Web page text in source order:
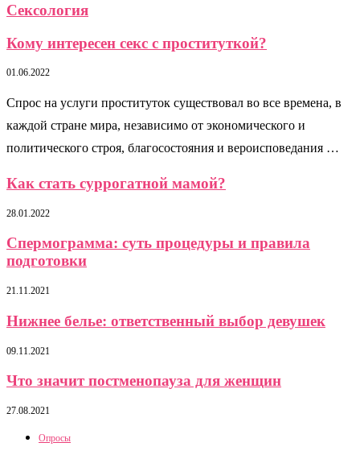
Сексология
Кому интересен секс с проституткой?
01.06.2022
Спрос на услуги проституток существовал во все времена, в
каждой стране мира, независимо от экономического и
политического строя, благосостояния и вероисповедания …
Как стать суррогатной мамой?
28.01.2022
Спермограмма: суть процедуры и правила
подготовки
21.11.2021
Нижнее белье: ответственный выбор девушек
09.11.2021
Что значит постменопауза для женщин
27.08.2021
Опросы